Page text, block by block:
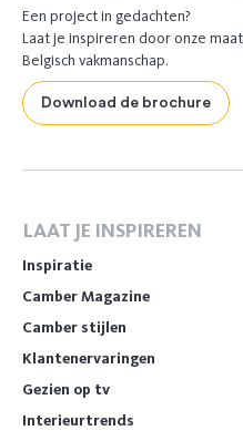
Een project in gedachten?
Laat je inspireren door onze
Belgisch vakmanschap.
Download de brochure
LAAT JE INSPIREREN
Inspiratie
Camber Magazine
Camber stijlen
Klantenervaringen
Gezien op tv
Interieurtrends